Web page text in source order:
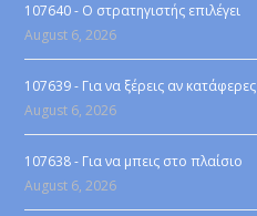
107640 - Ο στρατηγιστής επιλέγει
August 6, 2026
107639 - Για να ξέρεις αν κατάφερες
August 6, 2026
107638 - Για να μπεις στο πλαίσιο
August 6, 2026